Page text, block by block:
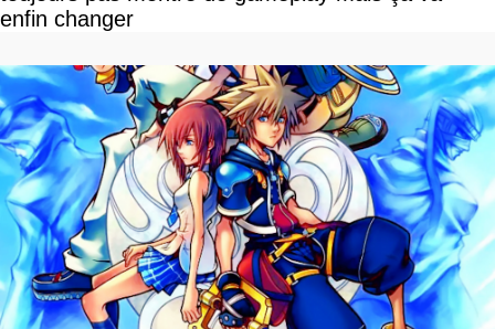
enfin changer